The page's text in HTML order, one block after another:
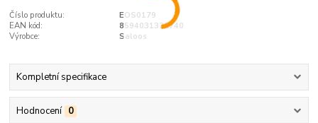
Číslo produktu:
EOS0179
EAN kód:
8594031322740
Výrobce:
Saloos
Kompletní specifikace
Hodnocení 0